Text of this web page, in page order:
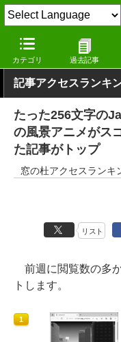
カテゴリ 過去記事
窓の杜 その他の話題
記事アクセスランキ
たった256文字の
の風景アニメがス
た記事がトップ
窓の杜アクセスランキ
リスト
前週に閲覧数の多
トします。
1